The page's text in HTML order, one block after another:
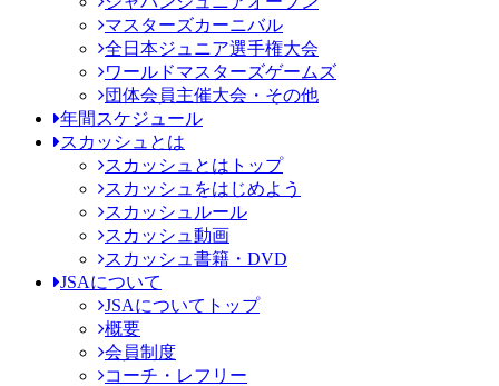
マスターズカーニバル
全日本ジュニア選手権大会
ワールドマスターズゲームズ
団体会員主催大会・その他
年間スケジュール
スカッシュとは
スカッシュとはトップ
スカッシュをはじめよう
スカッシュルール
スカッシュ動画
スカッシュ書籍・DVD
JSAについて
JSAについてトップ
概要
会員制度
コーチ・レフリー